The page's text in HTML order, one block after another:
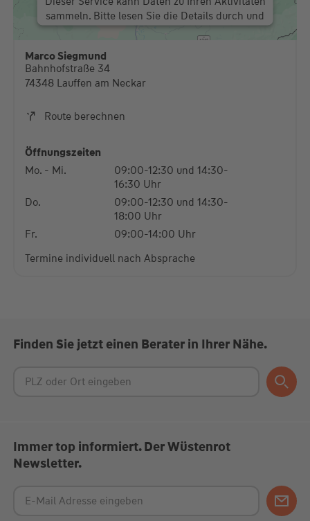
sammeln. Bitte lesen Sie die Details durch und
stimmen Sie der Nutzung des Service zu, um
diese Karte anzuzeigen.
Mehr Informationen
Marco Siegmund
Bahnhofstraße 34
74348 Lauffen am Neckar
Route berechnen
Öffnungszeiten
Mo. - Mi.
09:00-12:30 und 14:30-
16:30 Uhr
Do.
09:00-12:30 und 14:30-
18:00 Uhr
Fr.
09:00-14:00 Uhr
Termine individuell nach Absprache
Finden Sie jetzt einen Berater in Ihrer Nähe.
Immer top informiert. Der Wüstenrot
Newsletter.